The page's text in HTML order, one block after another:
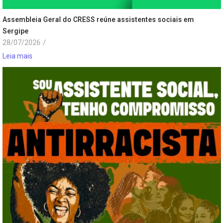
Assembleia Geral do CRESS reúne assistentes sociais em
Sergipe
28/07/2026 /
Leia mais